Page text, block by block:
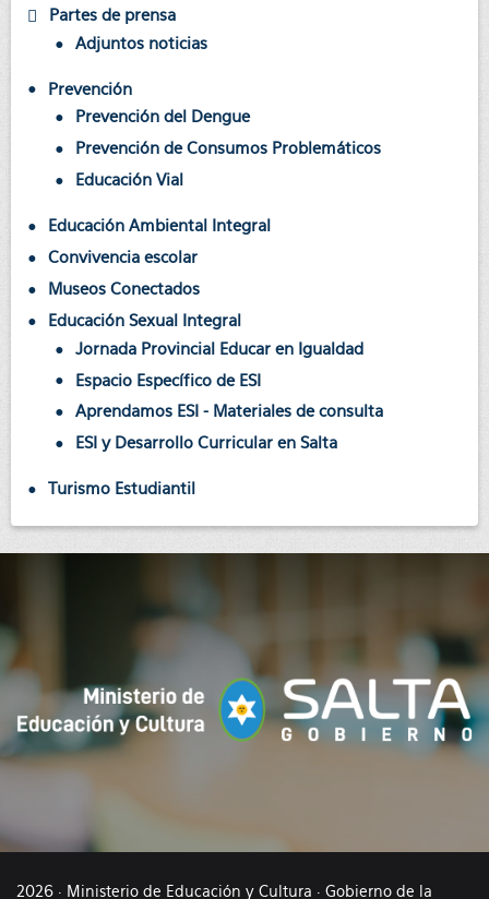
Partes de prensa
Adjuntos noticias
Prevención
Prevención del Dengue
Prevención de Consumos Problemáticos
Educación Vial
Educación Ambiental Integral
Convivencia escolar
Museos Conectados
Educación Sexual Integral
Jornada Provincial Educar en Igualdad
Espacio Específico de ESI
Aprendamos ESI - Materiales de consulta
ESI y Desarrollo Curricular en Salta
Turismo Estudiantil
2026 · Ministerio de Educación y Cultura · Gobierno de la